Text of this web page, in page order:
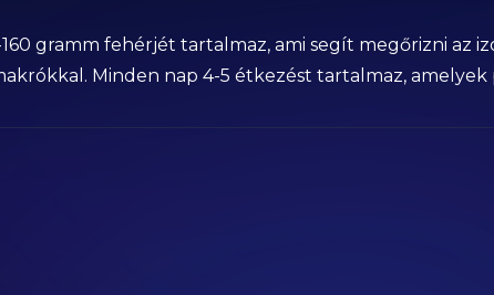
gramm fehérjét tartalmaz, ami segít megőrizni az
Minden nap 4-5 étkezést tartalmaz,